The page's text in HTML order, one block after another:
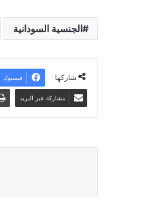
الجنسية السودانية
شاركها فيسبوك
مشاركة عبر البريد